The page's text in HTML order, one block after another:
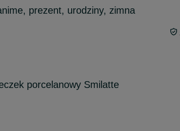
prezent, urodziny, zimna
porcelanowy Smilatte